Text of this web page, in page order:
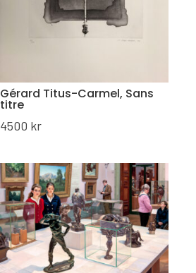
Gérard Titus-Carmel, Sans
titre
4500 kr